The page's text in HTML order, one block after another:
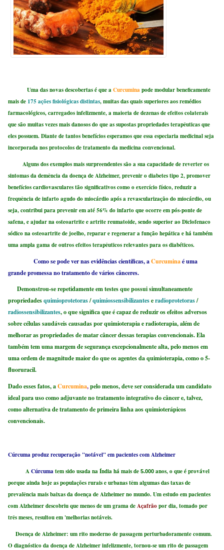
Uma das novas descobertas é que aCurcuminapode modular beneficamente
mais de 175ações fisiológicas distintas, muitas das quais superiores aos remédios
farmacológicos, carregados infelizmente, a maioria de dezenas de efeitos colaterais
que são muitas vezes mais danosos do que as supostas propriedades terapêuticas que
eles possuem. Diante de tantos benefícios esperamos que essa especiaria medicinal seja
incorporada nos protocolos de tratamento da medicina convencional.
Alguns dos exemplos mais surpreendentes são a sua capacidade de reverter os
sintomas da demência da doença de Alzheimer, prevenir o diabetes tipo2, promover
benefícios cardiovasculares tão significativos como o exercício físico, reduzir a
frequência de infarto agudo do miocárdio após a revascularização do miocárdio, ou
seja, contribui para prevenir em até56%do infarto que ocorre em pós-ponte de
safena, e ajudar na osteoartrite e artrite reumatoide, sendo superior ao Diclofenaco
sódico na osteoartrite de joelho, reparar e regenerar a função hepática e há também
uma ampla gama de outros efeitos terapêuticos relevantes para os diabéticos.
Como se pode ver nas evidências científicas, aCurcuminaé uma
grande promessa no tratamento de vários cânceres.
Demonstrou-se repetidamente em testes que possui simultaneamente
propriedadesquimioprotetoras/quimiossensibilizanteseradioprotetoras/
radiossensibilizantes, o que significa que é capaz de reduzir os efeitos adversos
sobre células saudáveis ​​causadas por quimioterapia e radioterapia, além de
melhorar as propriedades de matar câncer dessas terapias convencionais. Ela
também tem uma margem de segurança excepcionalmente alta, pelo menos em
uma ordem de magnitude maior do que os agentes da quimioterapia, como o 5-
fluoruracil.
Dado esses fatos, aCurcumina,pelo menos, deve ser considerada um candidato
ideal para uso como adjuvante no tratamento integrativo do câncer e, talvez,
como alternativa de tratamento de primeira linha aos quimioterápicos
convencionais.
Cúrcuma produz recuperação "notável" em pacientes com Alzheimer
ACúrcumatem sido usada na Índia há mais de 5.000 anos, o que é provável
porque ainda hoje as populações rurais e urbanas têm algumas das taxas de
prevalência mais baixas da doença de Alzheimer no mundo. Um estudo em pacientes
com Alzheimer descobriu que menos de um grama deAçafrãopor dia, tomado por
três meses, resultou em 'melhorias notáveis.
Doença de Alzheimer: um rito moderno de passagem perturbadoramente comum.
O diagnóstico da doença de Alzheimer infelizmente, tornou-se um rito de passagem